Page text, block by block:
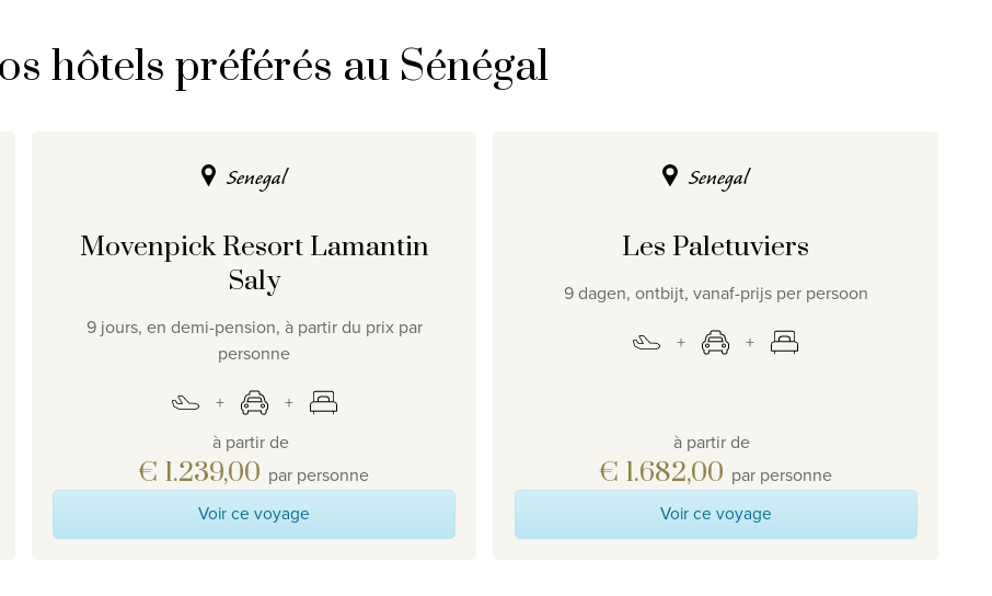
hôtels préférés au Sénégal
Senegal
Movenpick Resort Lamantin
Saly
9 jours, en demi-pension, à partir du prix par
personne
à partir de
€ 1.239,00 par personne
Voir ce voyage
Senegal
Les Paletuviers
9 dagen, ontbijt, vanaf-prijs per persoon
à partir de
€ 1.682,00 par personne
Voir ce voyage